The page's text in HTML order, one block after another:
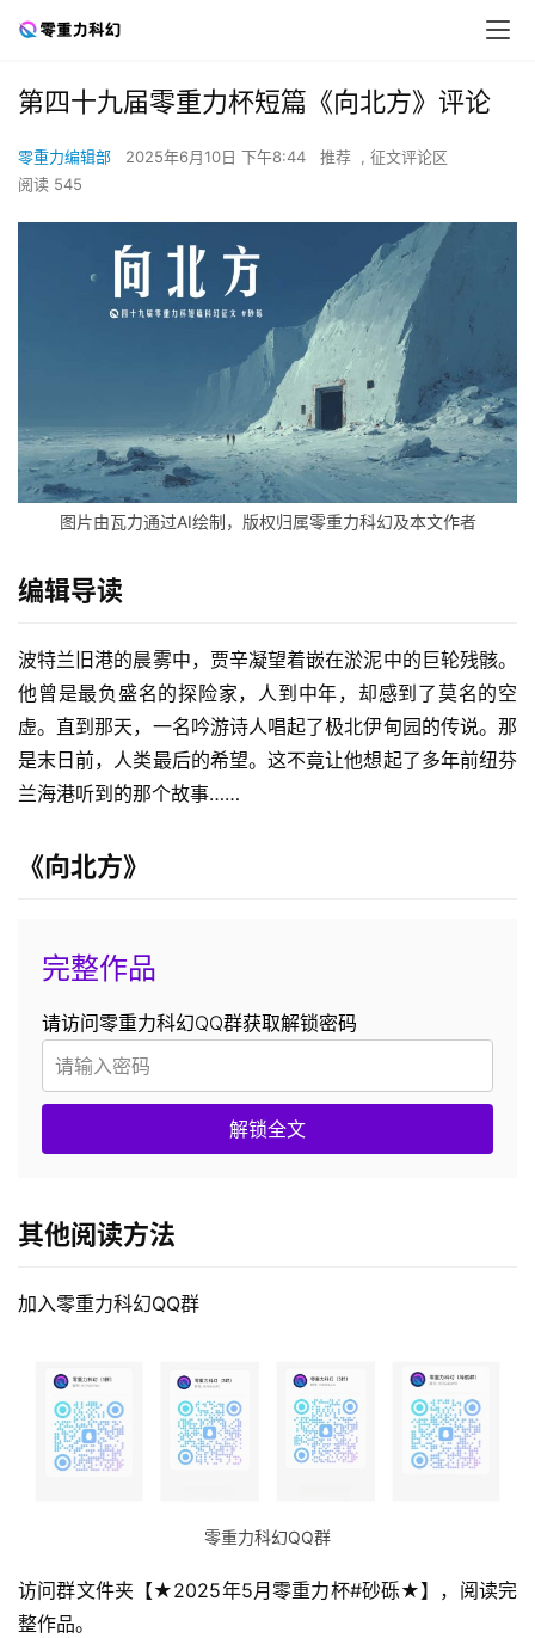
第四十九届零重力杯短篇《向北方》评论
零重力编辑部 2025年6月10日 下午8:44 推荐 , 征文评论区
阅读 545
图片由瓦力通过AI绘制，版权归属零重力科幻及本文作者
编辑导读
波特兰旧港的晨雾中，贾辛凝望着嵌在淤泥中的巨轮残骸。
他曾是最负盛名的探险家，人到中年，却感到了莫名的空
虚。直到那天，一名吟游诗人唱起了极北伊甸园的传说。那
是末日前，人类最后的希望。这不竟让他想起了多年前纽芬
兰海港听到的那个故事……
《向北方》
完整作品
请访问零重力科幻QQ群获取解锁密码
解锁全文
其他阅读方法
加入零重力科幻QQ群
零重力科幻QQ群
访问群文件夹【★2025年5月零重力杯#砂砾★】，阅读完
整作品。